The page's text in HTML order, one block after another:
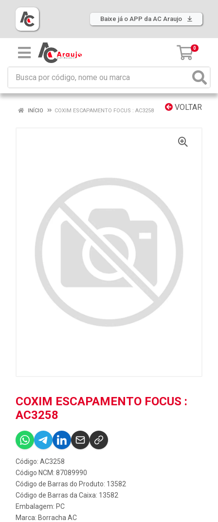
Baixe já o APP da AC Araujo
0
VOLTAR
INÍCIO COXIM ESCAPAMENTO FOCUS : AC3258
COXIM ESCAPAMENTO FOCUS :
AC3258
Código: AC3258
Código NCM: 87089990
Código de Barras do Produto: 13582
Código de Barras da Caixa: 13582
Embalagem: PC
Marca: Borracha AC